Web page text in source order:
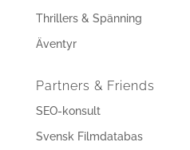
Thrillers & Spänning
Äventyr
Partners & Friends
SEO-konsult
Svensk Filmdatabas